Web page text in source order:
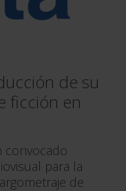
de su
ficción en
convocado
para la
de